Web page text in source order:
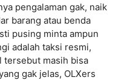
pengalaman gak, naik
barang atau benda
pusing minta ampun
adalah taksi resmi,
tersebut masih bisa
gak jelas, OLXers